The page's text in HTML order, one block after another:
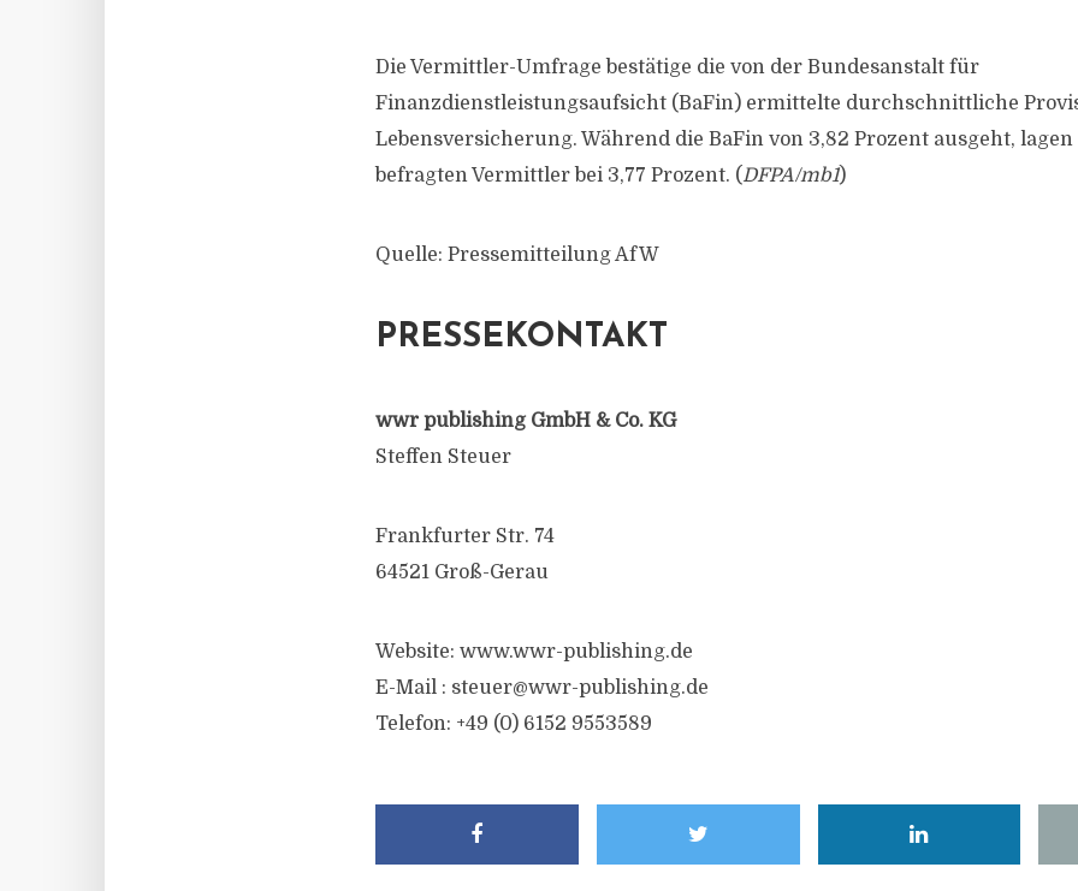
Die Vermittler-Umfrage bestätige die von der Bundesanstalt für
Finanzdienstleistungsaufsicht (BaFin) ermittelte durchschnittliche
Lebensversicherung. Während die BaFin von 3,82 Prozent ausgeht,
befragten Vermittler bei 3,77 Prozent. (DFPA/mb1)
Quelle: Pressemitteilung AfW
PRESSEKONTAKT
wwr publishing GmbH & Co. KG
Steffen Steuer
Frankfurter Str. 74
64521 Groß-Gerau
Website: www.wwr-publishing.de
E-Mail : steuer@wwr-publishing.de
Telefon: +49 (0) 6152 9553589